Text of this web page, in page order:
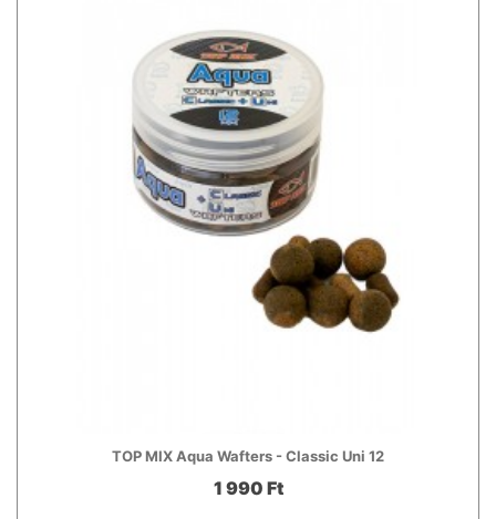
TOP MIX Aqua Wafters - Classic Uni 12
1 990 Ft